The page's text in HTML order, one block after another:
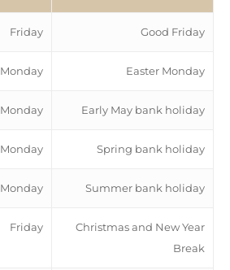
Friday Good Friday
Monday Easter Monday
Monday Early May bank holiday
Monday Spring bank holiday
Monday Summer bank holiday
Friday
Christmas and New Year
Break